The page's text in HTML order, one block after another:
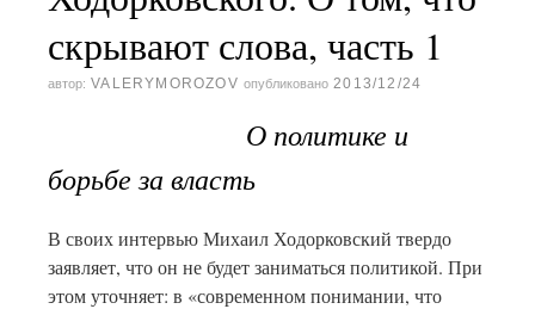
скрывают слова, часть 1
автор: VALERYMOROZOV опубликовано 2013/12/24
О политике и
борьбе за власть
В своих интервью Михаил Ходорковский твердо
заявляет, что он не будет заниматься политикой. При
этом уточняет: в «современном понимании, что